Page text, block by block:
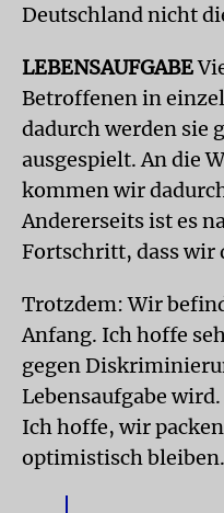
Deutschland nicht
LEBENSAUFGABE
Betroffenen in
dadurch werden sie
ausgespielt. An die
kommen wir
Andererseits ist es
Fortschritt, dass wir
Trotzdem: Wir
Anfang. Ich hoffe
gegen
Lebensaufgabe
Ich hoffe, wir
optimistisch bleiben.